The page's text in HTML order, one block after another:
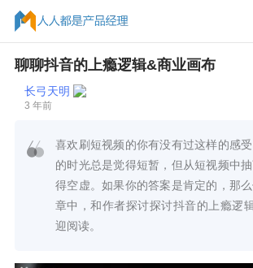
聊聊抖音的上瘾逻辑&商业画布
长弓天明
3 年前
喜欢刷短视频的你有没有过这样的感
的时光总是觉得短暂，但从短视频中
得空虚。如果你的答案是肯定的，那
章中，和作者探讨探讨抖音的上瘾逻
迎阅读。